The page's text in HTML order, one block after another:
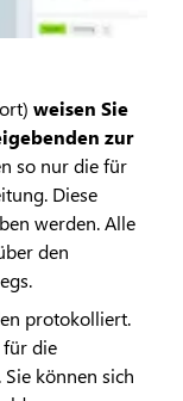
weisen Sie
zur
so nur die für
Diese
werden. Alle
den
protokolliert.
die
können sich